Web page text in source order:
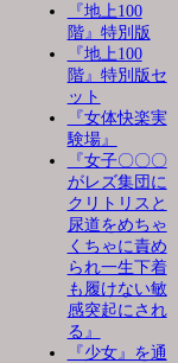
『地上100
階』特別版
『地上100
階』特別版セ
ット
『女体快楽実
験場』
『女子〇〇〇
がレズ集団に
クリトリスと
尿道をめちゃ
くちゃに責め
られ一生下着
も履けない敏
感突起にされ
る』
『少女』を通